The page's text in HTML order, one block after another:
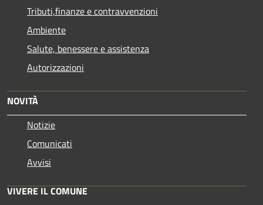
Tributi,finanze e contravvenzioni
Ambiente
Salute, benessere e assistenza
Autorizzazioni
NOVITÀ
Notizie
Comunicati
Avvisi
VIVERE IL COMUNE